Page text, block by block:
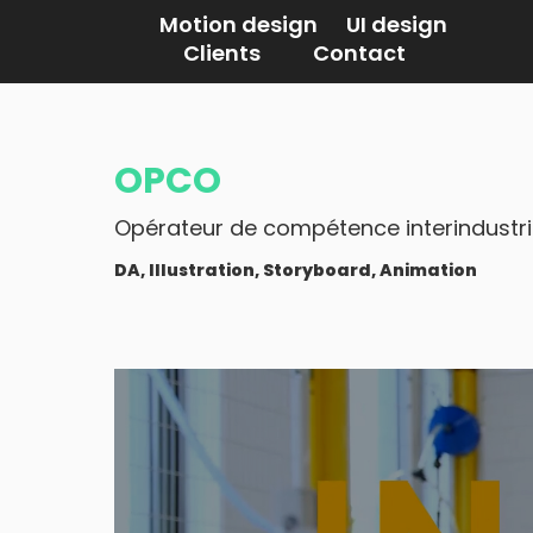
Motion design UI design
Clients Contact
OPCO
Opérateur de compétence
DA, Illustration, Storyboard, Animation